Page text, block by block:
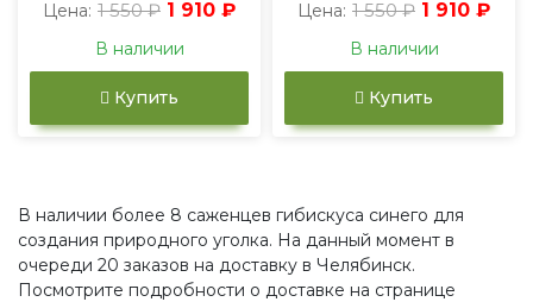
Цена: 1 550 ₽ 1 910 ₽
В наличии
Купить
Цена: 1 550 ₽ 1 910 ₽
В наличии
Купить
В наличии более 8 саженцев гибискуса синего для
создания природного уголка. На данный момент в
очереди 20 заказов на доставку в Челябинск.
Посмотрите подробности о доставке на странице